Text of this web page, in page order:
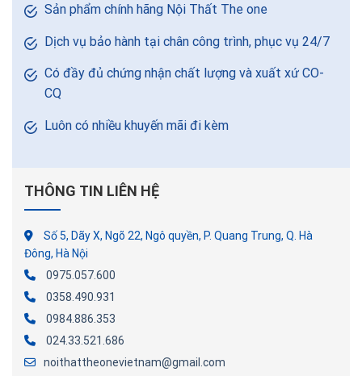
Sản phẩm chính hãng Nội Thất The one
Dịch vụ bảo hành tại chân công trình, phục vụ 24/7
Có đầy đủ chứng nhận chất lượng và xuất xứ CO-
CQ
Luôn có nhiều khuyến mãi đi kèm
THÔNG TIN LIÊN HỆ
Số 5, Dãy X, Ngõ 22, Ngô quyền, P. Quang Trung, Q. Hà
Đông, Hà Nội
0975.057.600
0358.490.931
0984.886.353
024.33.521.686
noithattheonevietnam@gmail.com